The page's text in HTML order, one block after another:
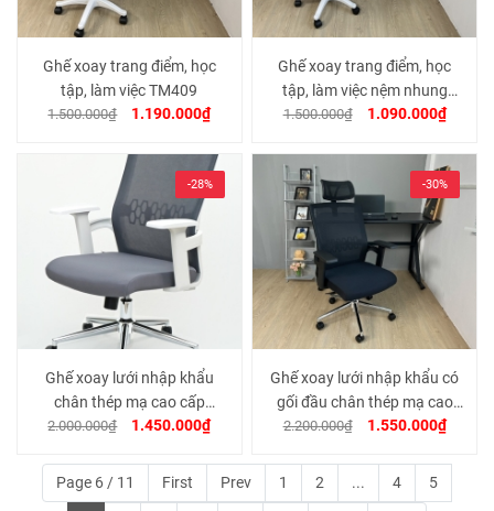
Ghế xoay trang điểm, học
tập, làm việc TM409
1.500.000₫ 1.190.000₫
Ghế xoay trang điểm, học
tập, làm việc nệm nhung
hồng tặng kèm nơ xinh xắn
1.500.000₫ 1.090.000₫
Ghế xoay lưới nhập khẩu
chân thép mạ cao cấp
TM830B
2.000.000₫ 1.450.000₫
-28%
Ghế xoay lưới nhập khẩu có
gối đầu chân thép mạ cao
cấp TM830
2.200.000₫ 1.550.000₫
-30%
Page 6 / 11 First Prev 1 2 ... 4 5